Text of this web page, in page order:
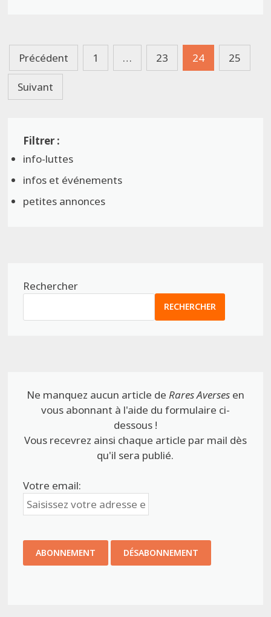
Pagination
des
publications
Précédent 1 … 23 24 25
Suivant
info-luttes
infos et événements
petites annonces
Rechercher
RECHERCHER
Ne manquez aucun article de Rares Aversesen
vous abonnant à l'aide du formulaire ci-
dessous !
Vous recevrez ainsi chaque article par mail dès
qu'il sera publié.
Votre email: